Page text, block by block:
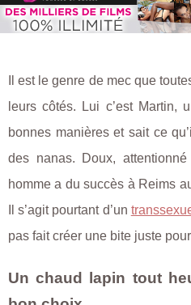
Il est le genre de mec que
leurs côtés. Lui c’est Martin,
bonnes manières et sait ce
des nanas. Doux,
homme a du succès à Reims
Il s’agit pourtant d’un
pas fait créer une bite juste
Un chaud lapin tout